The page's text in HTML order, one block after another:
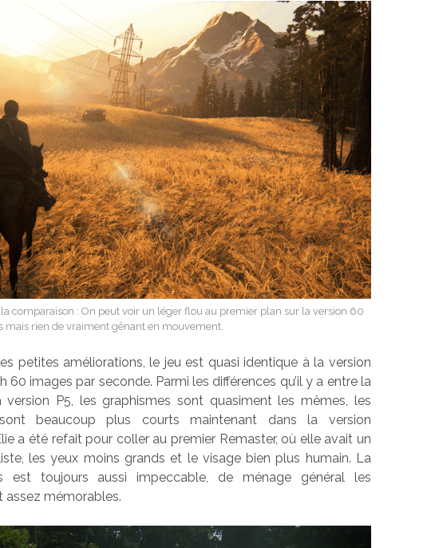
comparaison : On peut voir un léger flou au premier plan sur la version 60
mais rien de vraiment gênant en mouvement.
petites améliorations, le jeu est quasi identique à la version
60 images par seconde. Parmi les différences qu’il y a entre la
P5, les graphismes sont quasiment les mêmes, les
beaucoup plus courts maintenant dans la version
a été refait pour coller au premier Remaster, où elle avait un
les yeux moins grands et le visage bien plus humain. La
est toujours aussi impeccable, de ménage général les
assez mémorables.